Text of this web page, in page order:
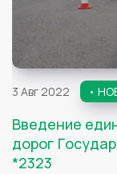
3 Авг 2022 •
Введение
дорог
*2323